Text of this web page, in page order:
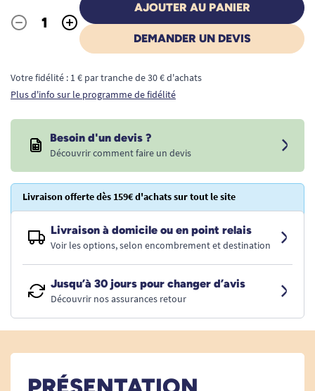
Quantité
- +
AJOUTER AU PANIER
DEMANDER UN DEVIS
Votre fidélité : 1 € par tranche de 30 € d'achats
Plus d'info sur le programme de fidélité
Besoin d'un devis ?
Découvrir comment faire un devis
Livraison offerte dès 159€ d'achats sur tout le site
Livraison à domicile ou en point relais
Voir les options, selon encombrement et destination
Jusqu’à 30 jours pour changer d’avis
Découvrir nos assurances retour